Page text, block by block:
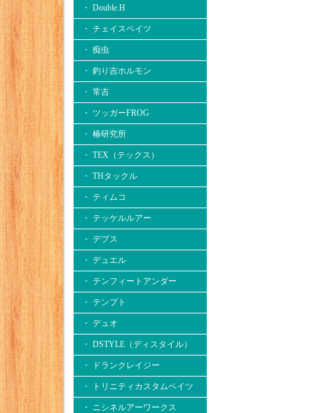
・ Double.H
・ チェイスベイツ
・ 痴虫
・ 釣り吉ホルモン
・ 常吉
・ ツッガーFROG
・ 椿研究所
・ TEX（テックス）
・ THタックル
・ ティムコ
・ テッケルルアー
・ デプス
・ デュエル
・ テンフィートアンダー
・ テンプト
・ デュオ
・ DSTYLE（ディスタイル）
・ ドランクレイジー
・ トリニティカスタムベイツ
・ ニシネルアーワークス